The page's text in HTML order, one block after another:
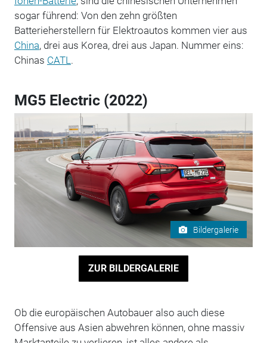
sogar führend: Von den zehn größten
Batterieherstellern für Elektroautos kommen vier aus
China, drei aus Korea, drei aus Japan. Nummer eins:
Chinas CATL .
MG5 Electric (2022)
Bildergalerie
ZUR BILDERGALERIE
Ob die europäischen Autobauer also auch diese
Offensive aus Asien abwehren können, ohne massiv